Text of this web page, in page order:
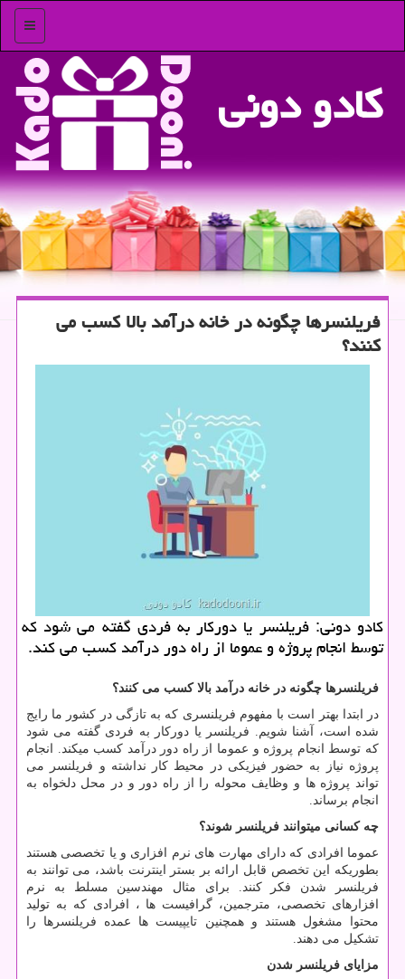
منو
كادو دونی
فریلنسرها چگونه در خانه درآمد بالا كسب می
كنند؟
كادو دونی: فریلنسر یا دوركار به فردی گفته می شود كه
توسط انجام پروژه و عموما از راه دور درآمد كسب می كند.
فریلنسرها چگونه در خانه درآمد بالا کسب می کنند؟
در ابتدا بهتر است با مفهوم فریلنسری که به تازگی در کشور ما رایج
شده است، آشنا شویم. فریلنسر یا دورکار به فردی گفته می شود
که توسط انجام پروژه و عموما از راه دور درآمد کسب میکند. انجام
پروژه نیاز به حضور فیزیکی در محیط کار نداشته و فریلنسر می
تواند پروژه ها و وظایف محوله را از راه دور و در محل دلخواه به
انجام برساند
چه کسانی میتوانند فریلنسر شوند؟
عموما افرادی که دارای مهارت های نرم افزاری و یا تخصصی هستند
بطوریکه این تخصص قابل ارائه بر بستر اینترنت باشد، می توانند به
فریلنسر شدن فکر کنند. برای مثال مهندسین مسلط به نرم
افزارهای تخصصی، مترجمین، گرافیست ها ، افرادی که به تولید
محتوا مشغول هستند و همچنین تایپیست ها عمده فریلنسرها را
تشکیل می دهند.
مزایای فریلنسر شدن